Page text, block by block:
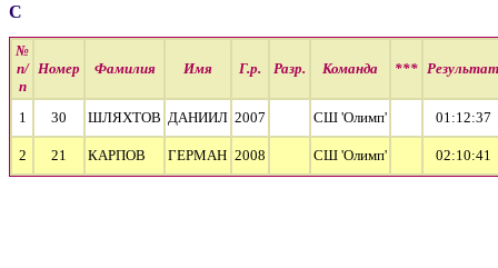
С
№
п/
п
Номер Фамилия Имя Г.р. Разр. Команда *** Результат
1 30 ШЛЯХТОВ ДАНИИЛ 2007 СШ 'Олимп' 01:12:37
2 21 КАРПОВ ГЕРМАН 2008 СШ 'Олимп' 02:10:41